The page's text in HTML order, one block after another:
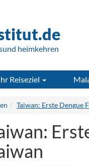
heimkehren
Reiseziel
Taiwan: Erste Dengue